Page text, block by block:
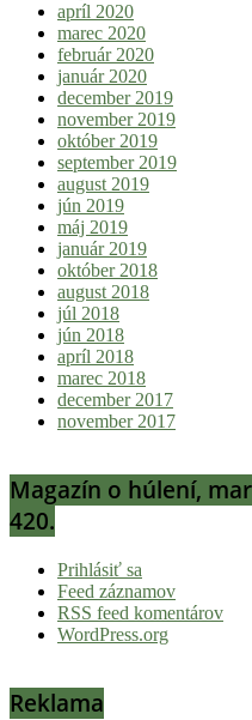
apríl 2020
marec 2020
február 2020
január 2020
december 2019
november 2019
október 2019
september 2019
august 2019
jún 2019
máj 2019
január 2019
október 2018
august 2018
júl 2018
jún 2018
apríl 2018
marec 2018
december 2017
november 2017
Magazín o húlení,
420.
Prihlásiť sa
Feed záznamov
RSS feed komentárov
WordPress.org
Reklama